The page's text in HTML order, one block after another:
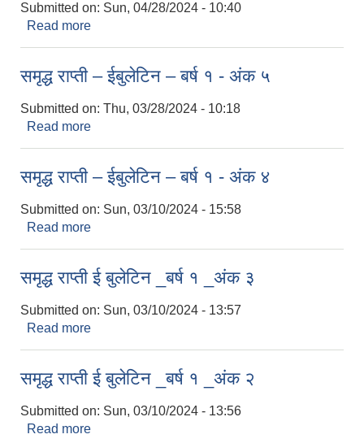
Submitted on: Sun, 04/28/2024 - 10:40
Read more
समृद्ध राप्ती – ईबुलेटिन – बर्ष १ - अंक ५
Submitted on: Thu, 03/28/2024 - 10:18
Read more
समृद्ध राप्ती – ईबुलेटिन – बर्ष १ - अंक ४
Submitted on: Sun, 03/10/2024 - 15:58
Read more
समृद्ध राप्ती ई बुलेटिन _बर्ष १ _अंक ३
Submitted on: Sun, 03/10/2024 - 13:57
Read more
समृद्ध राप्ती ई बुलेटिन _बर्ष १ _अंक २
Submitted on: Sun, 03/10/2024 - 13:56
Read more